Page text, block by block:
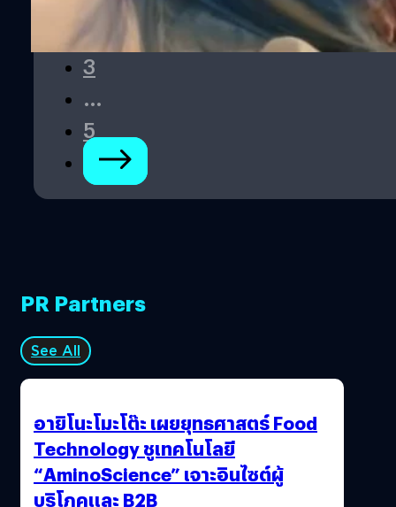
คนอื่นก่อนเสมอ เขาเป็นคนดีมาก” ด้าน เทสซา ธอมป์สัน
(Tessa Thompson) หนึ่งในนักแสดงนำของเรื่อง ที่นั่งอยู่ข้าง
ๆ พอร์ตแมน ก็พูดเสริมเกี่ยวกับเรื่องนี้ว่า “ฉันไม่รู้เลยนะเนี่ยว่า
เขายอมไม่กินเนื้อสัตว์ คือแบบเช้าวันนั้นเขาเหมือนกินวัวกระทิง
เข้าไปเลย นั่นมันเป็นอะไรที่น่ารักมาก" ก่อนหน้านี้ ลุค ซอก
ชี (Luke Zocchi) เทรนเนอร์ส่วนตัวของเฮมส์เวิร์ธเคยออกมา
ให้สัมภาษณ์ว่า พระเอกคนดังต้องกินข้าววันละ 7 มื้อ…
2
3
…
5
PR Partners
See All
อายิโนะโมะโต๊ะ เผยยุทธศาสตร์ Food
Technology ชูเทคโนโลยี
“AminoScience” เจาะอินไซต์ผู้
บริโภคและ B2B